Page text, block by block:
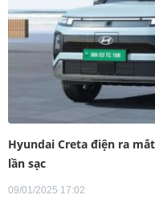
Hyundai Creta điện ra
lần sạc
09/01/2025 17:02